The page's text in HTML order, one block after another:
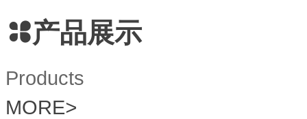
产品展示
Products
MORE>